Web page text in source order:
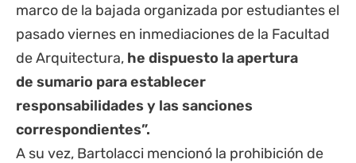
marco de la bajada organizada por estudiantes el
pasado viernes en inmediaciones de la Facultad
de Arquitectura, he dispuesto la apertura
de sumario para establecer
responsabilidades y las sanciones
correspondientes”.
A su vez, Bartolacci mencionó la prohibición de